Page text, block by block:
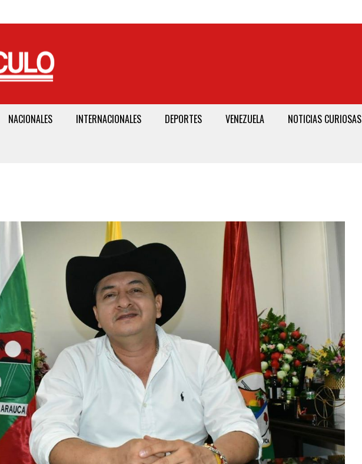
NACIONALES INTERNACIONALES DEPORTES VENEZUELA NOTICIAS CURIOSAS